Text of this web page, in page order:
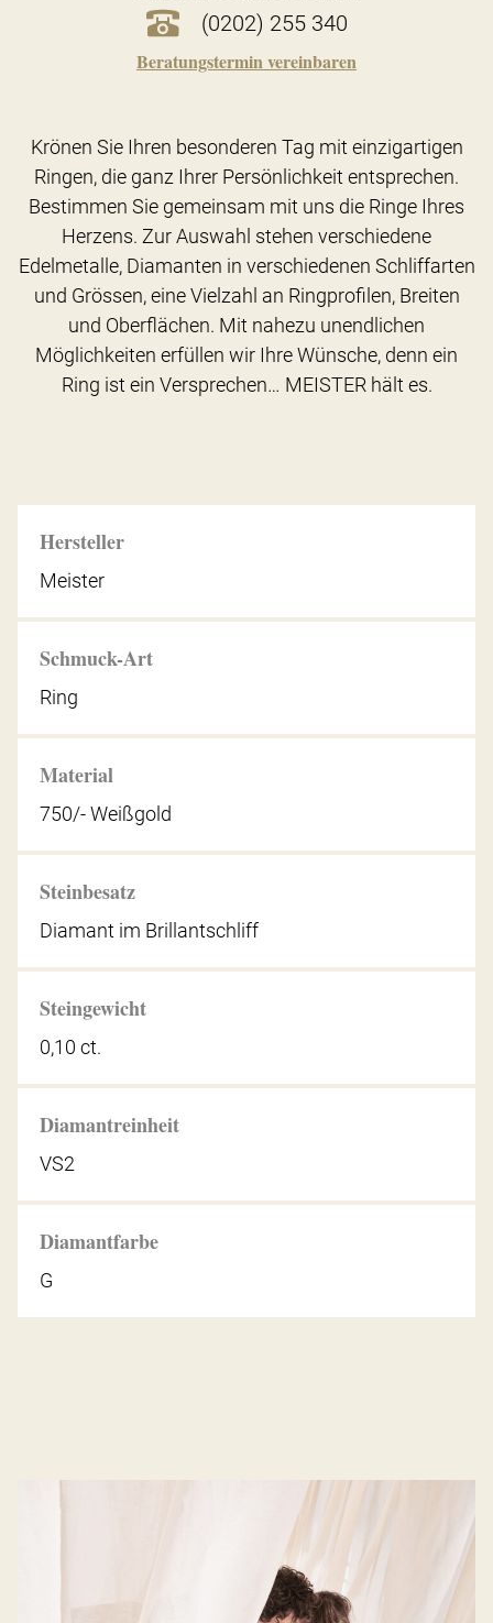
(0202) 255 340
Beratungstermin vereinbaren
Hersteller
Meister
Schmuck-Art
Ring
Material
750/- Weißgold
Steinbesatz
Diamant im Brillantschliff
Steingewicht
0,10 ct.
Diamantreinheit
VS2
Diamantfarbe
G
Krönen Sie Ihren besonderen Tag mit einzigartigen
Ringen, die ganz Ihrer Persönlichkeit entsprechen.
Bestimmen Sie gemeinsam mit uns die Ringe Ihres
Herzens. Zur Auswahl stehen verschiedene
Edelmetalle, Diamanten in verschiedenen Schliffarten
und Grössen, eine Vielzahl an Ringprofilen, Breiten
und Oberflächen. Mit nahezu unendlichen
Möglichkeiten erfüllen wir Ihre Wünsche, denn ein
Ring ist ein Versprechen… MEISTER hält es.